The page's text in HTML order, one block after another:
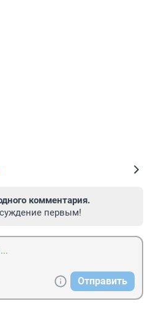
комментария.
первым!
Отправить